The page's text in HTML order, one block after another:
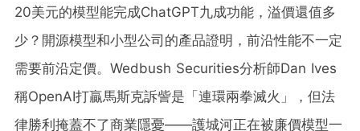
20美元的模型能完成ChatGPT九成功能，溢價還值多
少？開源模型和小型公司的產品證明，前沿性能不一定
需要前沿定價。Wedbush Securities分析師Dan Ives
稱OpenAI打贏馬斯克訴訾是「連環兩拳滅火」，但法
律勝利掩蓋不了商業隱憂——護城河正在被廉價模型一